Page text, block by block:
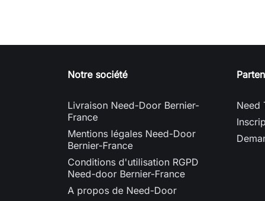
Notre société
Livraison Need-Door Bernier-
France
Mentions légales Need-Door
Bernier-France
Conditions d'utilisation RGPD
Need-door Bernier-France
A propos de Need-Door
Need